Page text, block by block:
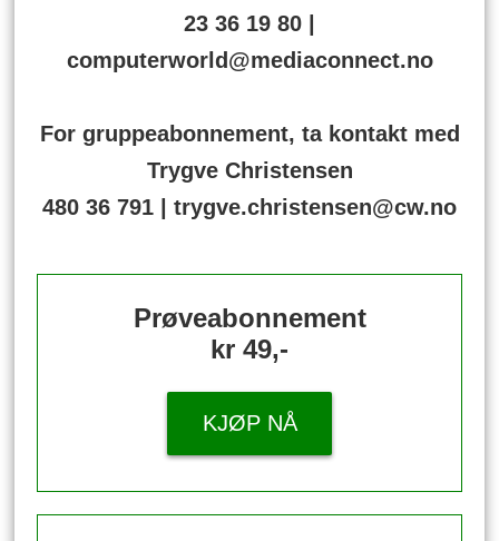
23 36 19 80 |
computerworld@mediaconnect.no
For gruppeabonnement, ta kontakt med
Trygve Christensen
480 36 791 | trygve.christensen@cw.no
Prøveabonnement
kr 49,-
KJØP NÅ